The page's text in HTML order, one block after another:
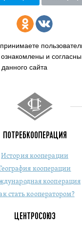
ознакомлены и
сайта
ПОТРЕБКООПЕРАЦИЯ
История кооперации
кооперации
кооперация
стать кооператором?
ЦЕНТРОСОЮЗ